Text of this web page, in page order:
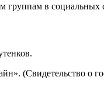
группам в социальных
(Свидетельство